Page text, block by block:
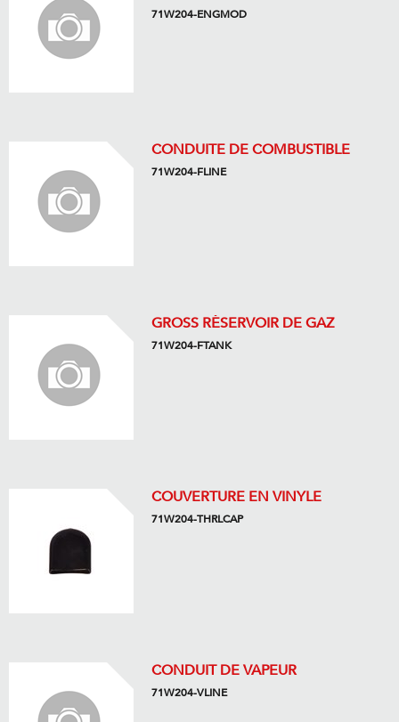
71W204-ENGMOD
CONDUITE DE COMBUSTIBLE
71W204-FLINE
GROSS RÉSERVOIR DE GAZ
71W204-FTANK
COUVERTURE EN VINYLE
71W204-THRLCAP
CONDUIT DE VAPEUR
71W204-VLINE